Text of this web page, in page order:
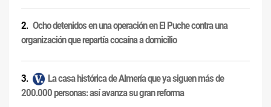
Ocho detenidos en una operación en El Puche contra una
organización que repartía cocaína a domicilio
La casa histórica de Almería que ya siguen más de
200.000 personas: así avanza su gran reforma